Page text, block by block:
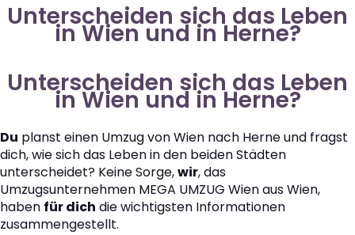
Unterscheiden sich das Leben
in Wien und in Herne?
Unterscheiden sich das Leben
in Wien und in Herne?
Du planst einen Umzug von Wien nach Herne und fragst
dich, wie sich das Leben in den beiden Städten
unterscheidet? Keine Sorge,wir, das
Umzugsunternehmen MEGA UMZUG Wien aus Wien,
haben für dich die wichtigsten Informationen
zusammengestellt.